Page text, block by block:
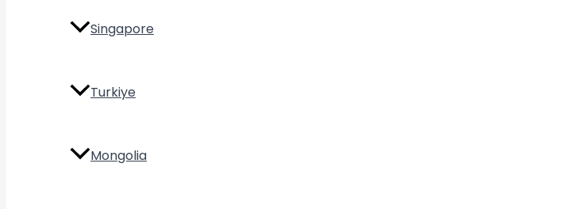
Singapore
Turkiye
Mongolia